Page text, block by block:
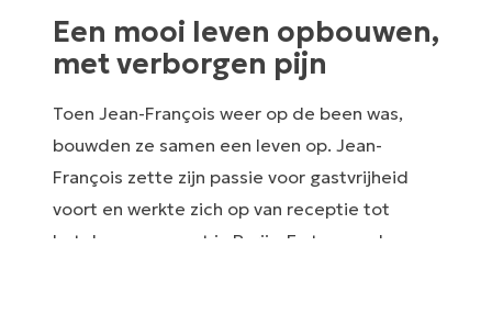
Een mooi leven opbouwen,
met verborgen pijn
Toen Jean-François weer op de been was,
bouwden ze samen een leven op. Jean-
François zette zijn passie voor gastvrijheid
voort en werkte zich op van receptie tot
hotelmanagement in Parijs. En toen ze hun